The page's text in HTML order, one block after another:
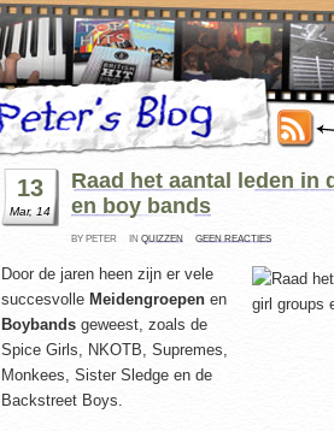
13
Mar, 14
Raad het aantal leden in
en boy bands
BY PETER IN QUIZZEN GEEN REACTIES
Door de jaren heen zijn er vele
succesvolle Meidengroepen en
Boybands geweest, zoals de
Spice Girls, NKOTB, Supremes,
Monkees, Sister Sledge en de
Backstreet Boys.